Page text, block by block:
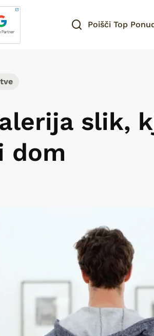
Poišči Top
slik,
dom